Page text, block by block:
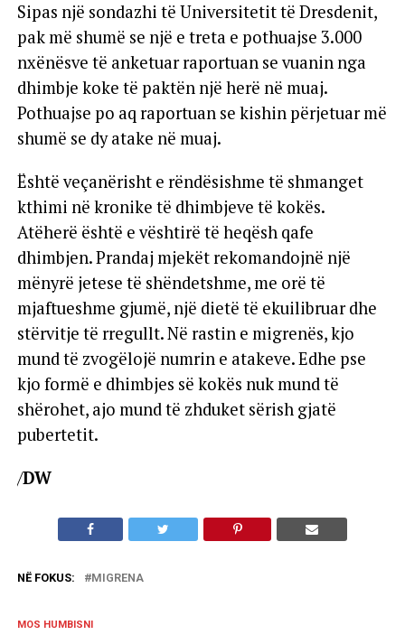
Sipas një sondazhi të Universitetit të Dresdenit,
pak më shumë se një e treta e pothuajse 3.000
nxënësve të anketuar raportuan se vuanin nga
dhimbje koke të paktën një herë në muaj.
Pothuajse po aq raportuan se kishin përjetuar më
shumë se dy atake në muaj.
Është veçanërisht e rëndësishme të shmanget
kthimi në kronike të dhimbjeve të kokës.
Atëherë është e vështirë të heqësh qafe
dhimbjen. Prandaj mjekët rekomandojnë një
mënyrë jetese të shëndetshme, me orë të
mjaftueshme gjumë, një dietë të ekuilibruar dhe
stërvitje të rregullt. Në rastin e migrenës, kjo
mund të zvogëlojë numrin e atakeve. Edhe pse
kjo formë e dhimbjes së kokës nuk mund të
shërohet, ajo mund të zhduket sërish gjatë
pubertetit.
/DW
NË FOKUS: MIGRENA
MOS HUMBISNI